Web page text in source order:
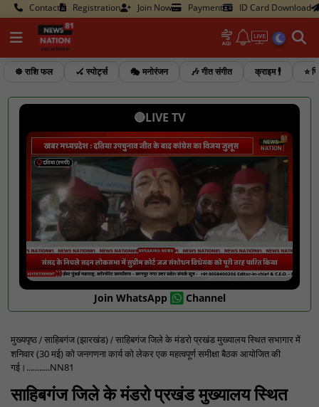
Contact Registration Join Now Payment ID Card Download
☸️ राशि फल 🏑 स्पोर्ट्स 🎭 मनोरंजन 🎶 गीत संगीत क्राइम 🕴️ ⭐
🔴LIVE TV
Join WhatsApp Channel
मुख्यपृष्ठ साहिबगंज (झारखंड) साहिबगंज जिले के मंडरो प्रखंड मुख्यालय स्थित सभागार में
शनिवार (30 मई) को जनगणना कार्य को लेकर एक महत्वपूर्ण समीक्षा बैठक आयोजित की
गई।...........NN81
साहिबगंज जिले के मंडरो प्रखंड मुख्यालय स्थित